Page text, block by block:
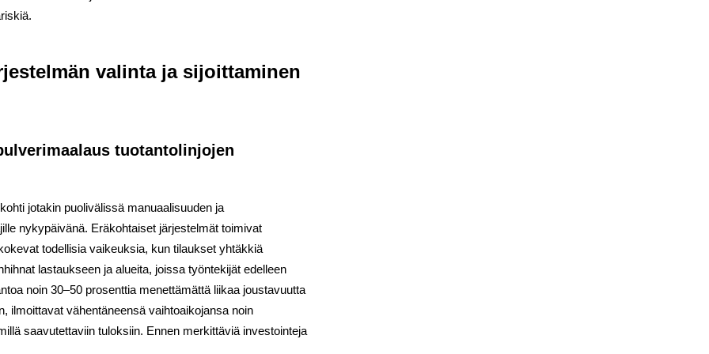
valinta ja sijoittaminen
tuotantolinjojen
jotakin puolivälissä manuaalisuuden ja
nykypäivänä. Eräkohtaiset järjestelmät toimivat
todellisia vaikeuksia, kun tilaukset yhtäkkiä
lastaukseen ja alueita, joissa työntekijät edelleen
noin 30–50 prosenttia menettämättä liikaa joustavuutta
ilmoittavat vähentäneensä vaihtoaikojansa noin
saavutettaviin tuloksiin. Ennen merkittäviä investointeja